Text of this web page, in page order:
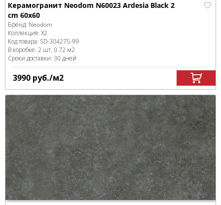
Керамогранит Neodom N60023 Ardesia Black 2
cm 60x60
Бренд: Neodom
Коллекция: X2
Код товара: SD-304275-99
В коробке: 2 шт, 0.72 м2
Сроки доставки: 30 дней
3990 руб./м2